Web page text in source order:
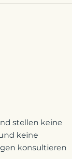
stellen keine
keine
konsultieren